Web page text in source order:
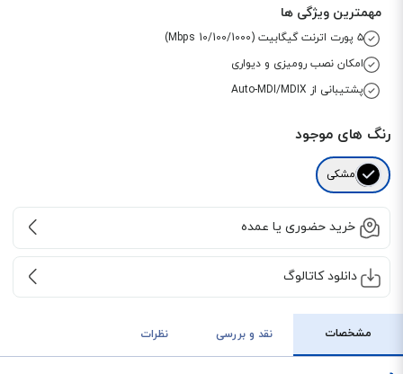
مهمترین ویژگی ها
۵ پورت اترنت گیگابیت (10/100/1000 Mbps)
امکان نصب رومیزی و دیواری
پشتیبانی از Auto-MDI/MDIX
رنگ های موجود
مشکی
خرید حضوری یا عمده
دانلود کاتالوگ
مشخصات نقد و بررسی نظرات